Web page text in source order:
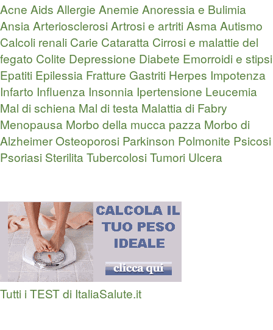
Acne Aids Allergie Anemie Anoressia e Bulimia
AnsiaArteriosclerosiArtrosi e artritiAsmaAutismo
Calcoli renali Carie Cataratta Cirrosi e malattie del
fegato Colite Depressione Diabete Emorroidi e stipsi
Epatiti Epilessia Fratture Gastriti Herpes Impotenza
Infarto Influenza Insonnia Ipertensione Leucemia
Mal di schiena Mal di testa Malattia di Fabry
Menopausa Morbo della mucca pazza Morbo di
AlzheimerOsteoporosi Parkinson Polmonite Psicosi
Psoriasi SterilitaTubercolosiTumori Ulcera
Tutti i TEST di ItaliaSalute.it